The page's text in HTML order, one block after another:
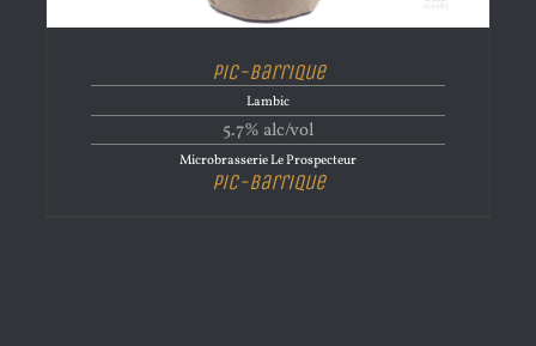
Pic-Barrique
Lambic
5.7% alc/vol
Microbrasserie Le Prospecteur
Pic-Barrique